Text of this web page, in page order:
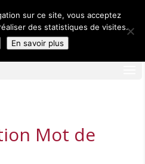
Mot de
sur ce site, vous acceptez
des statistiques de visites.
En savoir plus